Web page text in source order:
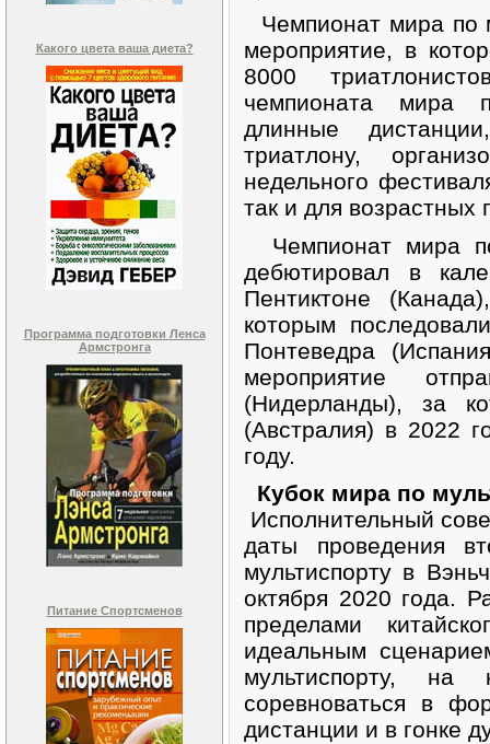
Какого цвета ваша диета?
Программа подготовки Ленса
Армстронга
Питание Спортсменов
Чемпионат мира по
мероприятие, в
8000
чемпионата мира
длинные
триатлону,
недельного
так и для возрастных
Чемпионат мира
дебютировал в
Пентиктоне
которым
Понтеведра
мероприятие
(Нидерланды), за
(Австралия) в 2022
году.
Кубок мира по
Исполнительный
даты проведения
мультиспорту в
октября 2020 года.
пределами
идеальным
мультиспорту, на
соревноваться в
дистанции и в гонке